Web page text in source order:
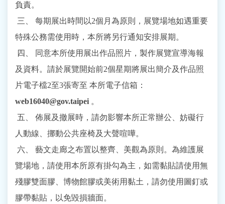
負責。
三、 每期展出時間以2個月為原則，展覽場地如遇重要
特殊公務需使用時，本所將另行通知安排展期。
四、 同意本所使用展出作品照片，製作展覽宣導海報
及資料。請於展覽開始前2個星期將展出簡介及作品照
片電子檔2至3張寄至 本所電子信箱：
web16040@gov.taipei 。
五、 佈展及撤展時，請勿影響本所正常辦公、妨礙行
人動線、挪動公共座椅及大聲喧嘩。
六、 藝文走廊之布置以整齊、美觀為原則。為維護展
覽場地，請使用本所原有掛勾為主，如需黏貼請使用無
殘膠雙面膠、博物館膠或美術用黏土，請勿使用圖釘或
膠帶黏貼，以免毀損牆面。